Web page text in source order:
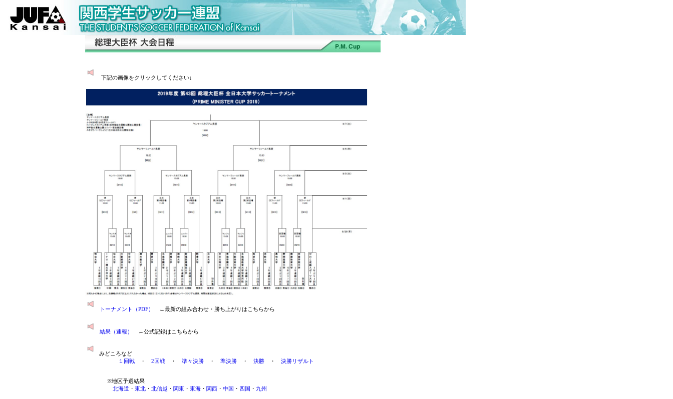
下記の画像をクリックしてください↓
トーナメント（PDF） ←最新の組み合わせ・勝ち上がりはこちらから
結果（速報） ←公式記録はこちらから
みどころなど
１回戦 ・ 2回戦 ・ 準々決勝 ・ 準決勝 ・ 決勝 ・ 決勝リザルト
※地区予選結果
北海道 ・ 東北 ・ 北信越 ・ 関東 ・ 東海 ・ 関西 ・ 中国 ・ 四国 ・ 九州